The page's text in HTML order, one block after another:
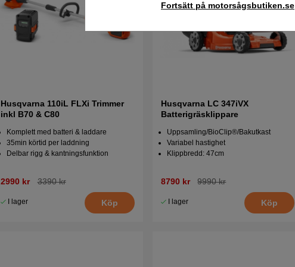
Fortsätt på motorsågsbutiken.se
Husqvarna 110iL FLXi Trimmer
inkl B70 & C80
Komplett med batteri & laddare
35min körtid per laddning
Delbar rigg & kantningsfunktion
2990 kr 3390 kr
I lager Köp
Husqvarna LC 347iVX
Batterigräsklippare
Uppsamling/BioClip®/Bakutkast
Variabel hastighet
Klippbredd: 47cm
8790 kr 9990 kr
I lager Köp